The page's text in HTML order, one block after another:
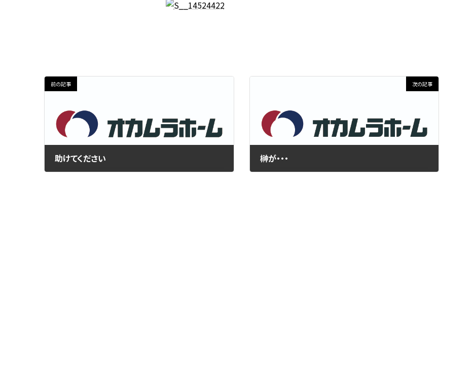
前の記事
助けてください
次の記事
榊が・・・